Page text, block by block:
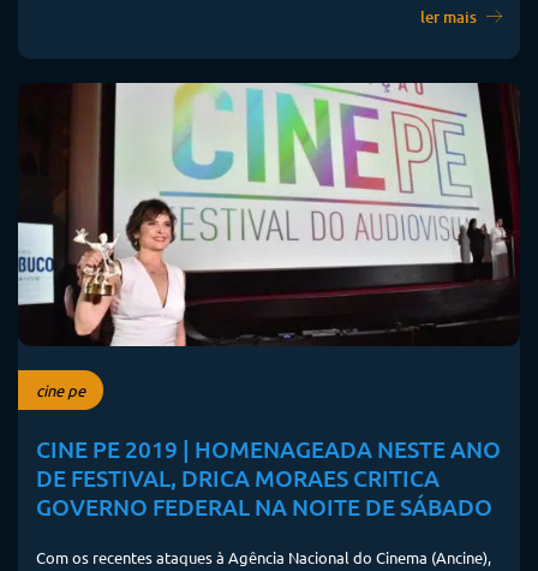
ler mais
cine pe
CINE PE 2019 | HOMENAGEADA NESTE ANO
DE FESTIVAL, DRICA MORAES CRITICA
GOVERNO FEDERAL NA NOITE DE SÁBADO
Com os recentes ataques à Agência Nacional do Cinema (Ancine),